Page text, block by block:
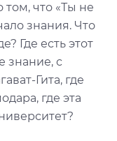
что «Ты не
знания. Что
Где есть этот
знание, с
Гита, где
где эта